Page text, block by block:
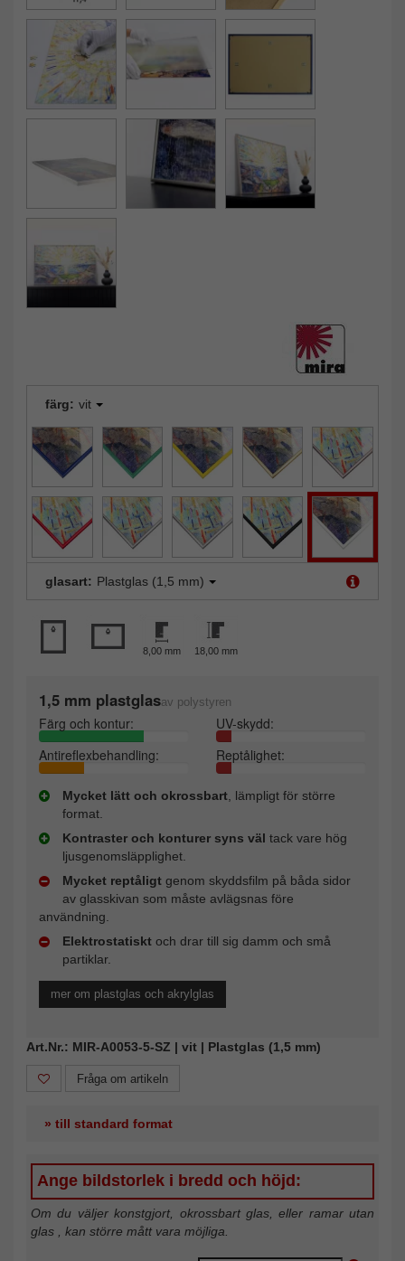
färg: vit
glasart: Plastglas (1,5 mm)
8,00 mm 18,00 mm
1,5 mm plastglasav polystyren
Färg och kontur:
UV-skydd:
Antireflexbehandling:
Reptålighet:
Mycket lätt och okrossbart , lämpligt för större
format.
Kontraster och konturer syns väl tack vare hög
ljusgenomsläpplighet.
Mycket reptåligt genom skyddsfilm på båda sidor
av glasskivan som måste avlägsnas före
användning.
Elektrostatiskt och drar till sig damm och små
partiklar.
mer om plastglas och akrylglas
Art.Nr.: MIR-A0053-5-SZ | vit | Plastglas (1,5 mm)
Fråga om artikeln
» till standard format
Ange bildstorlek i bredd och höjd:
Om du väljer konstgjort, okrossbart glas, eller ramar utan
glas , kan större mått vara möjliga.